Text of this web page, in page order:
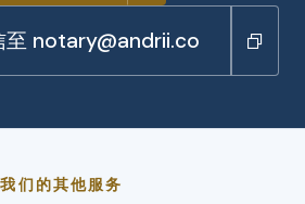
至 notary@andrii.co
我们的其他服务